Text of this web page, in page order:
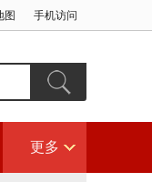
图 手机访问
更多